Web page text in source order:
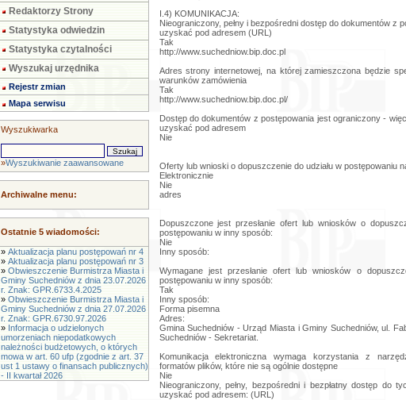
Redaktorzy Strony
Statystyka odwiedzin
Statystyka czytalności
Wyszukaj urzędnika
Rejestr zmian
Mapa serwisu
Wyszukiwarka
»Wyszukiwanie zaawansowane
Archiwalne menu:
Ostatnie 5 wiadomości:
» Aktualizacja planu postępowań nr 4
» Aktualizacja planu postępowań nr 3
» Obwieszczenie Burmistrza Miasta i
Gminy Suchedniów z dnia 23.07.2026
r. Znak: GPR.6733.4.2025
» Obwieszczenie Burmistrza Miasta i
Gminy Suchedniów z dnia 27.07.2026
r. Znak: GPR.6730.97.2026
» Informacja o udzielonych
umorzeniach niepodatkowych
należności budżetowych, o których
mowa w art. 60 ufp (zgodnie z art. 37
ust 1 ustawy o finansach publicznych)
- II kwartał 2026
I.4) KOMUNIKACJA:
Nieograniczony, pełny i bezpośredni dostęp do dokumentów z
uzyskać pod adresem (URL)
Tak
http://www.suchedniow.bip.doc.pl
Adres strony internetowej, na której zamieszczona będzie
warunków zamówienia
Tak
http://www.suchedniow.bip.doc.pl/
Dostęp do dokumentów z postępowania jest ograniczony -
uzyskać pod adresem
Nie
Oferty lub wnioski o dopuszczenie do udziału w postępowaniu
Elektronicznie
Nie
adres
Dopuszczone jest przesłanie ofert lub wniosków o
postępowaniu w inny sposób:
Nie
Inny sposób:
Wymagane jest przesłanie ofert lub wniosków o
postępowaniu w inny sposób:
Tak
Inny sposób:
Forma pisemna
Adres:
Gmina Suchedniów - Urząd Miasta i Gminy Suchedniów, ul.
Suchedniów - Sekretariat.
Komunikacja elektroniczna wymaga korzystania z
formatów plików, które nie są ogólnie dostępne
Nie
Nieograniczony, pełny, bezpośredni i bezpłatny dostęp do
uzyskać pod adresem: (URL)